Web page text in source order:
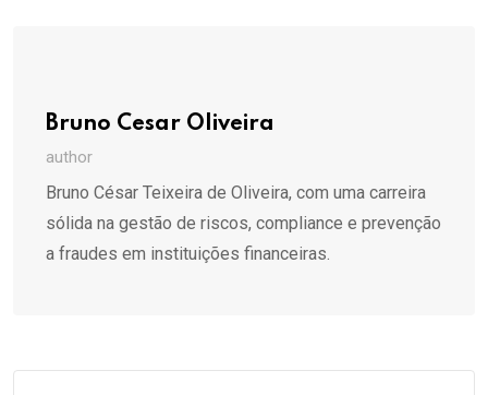
Bruno Cesar Oliveira
author
Bruno César Teixeira de Oliveira, com uma carreira
sólida na gestão de riscos, compliance e prevenção
a fraudes em instituições financeiras.